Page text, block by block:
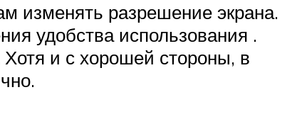
изменять разрешение экрана.
удобства использования .
и с хорошей стороны, в